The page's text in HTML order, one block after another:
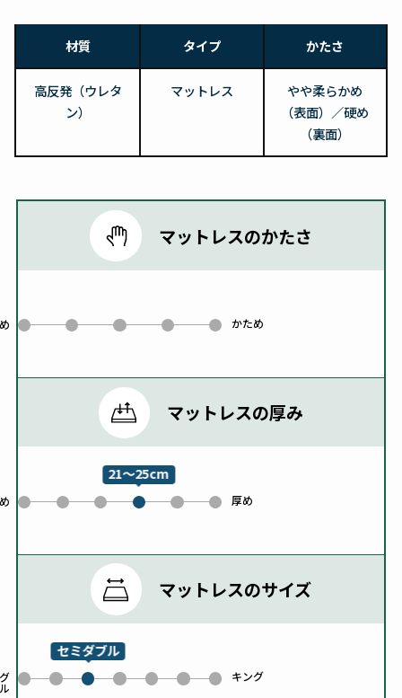
材質 タイプ かたさ
高反発（ウレタ
ン）
マットレス
やや柔らかめ
（表面）／硬め
（裏面）
マットレスのかたさ
0 1 2 3 かため
4
マットレスの厚み
0 1
2
3
21～25cm
4 厚め
5
マットレスのサイズ
ル
0
1
2
セミダブル
3 4 5 キング
6